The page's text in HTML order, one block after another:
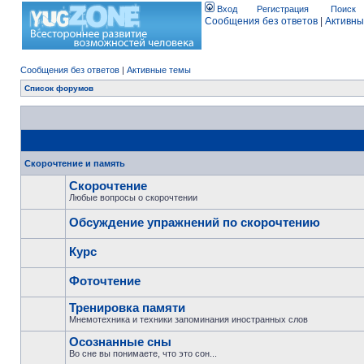
Вход Регистрация Поиск
Сообщения без ответов
Сообщения без ответов | Активные темы
Список форумов
Скорочтение и память
Скорочтение
Любые вопросы о скорочтении
Обсуждение упражнений по скорочтению
Курс
Фоточтение
Тренировка памяти
Мнемотехника и техники запоминания иностранных слов
Осознанные сны
Во сне вы понимаете, что это сон...